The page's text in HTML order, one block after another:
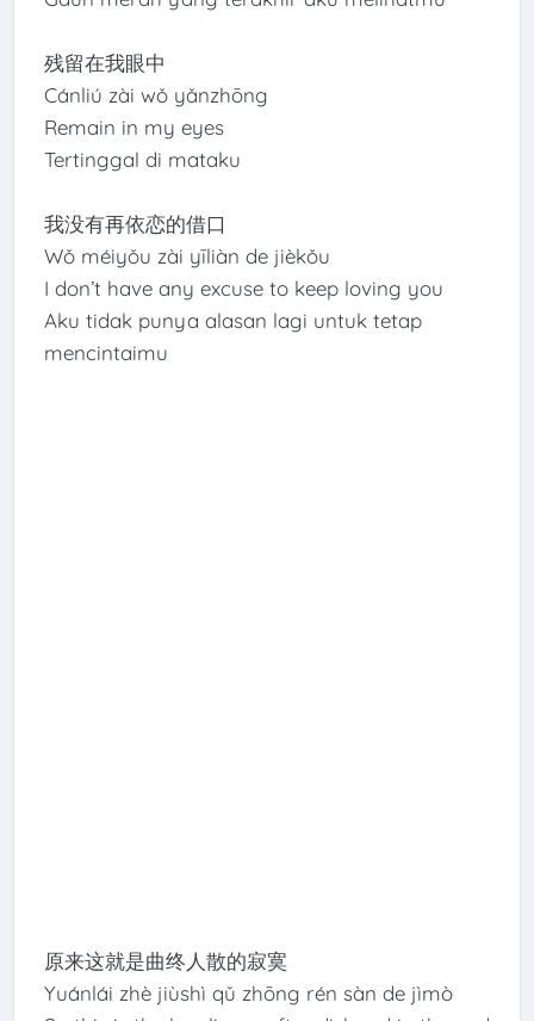
残留在我眼中
Cánliú zài wǒ yǎnzhōng
Remain in my eyes
Tertinggal di mataku
我没有再依恋的借口
Wǒ méiyǒu zài yīliàn de jièkǒu
I don’t have any excuse to keep loving you
Aku tidak punya alasan lagi untuk tetap
mencintaimu
原来这就是曲终人散的寂寞
Yuánlái zhè jiùshì qǔ zhōng rén sàn de jìmò